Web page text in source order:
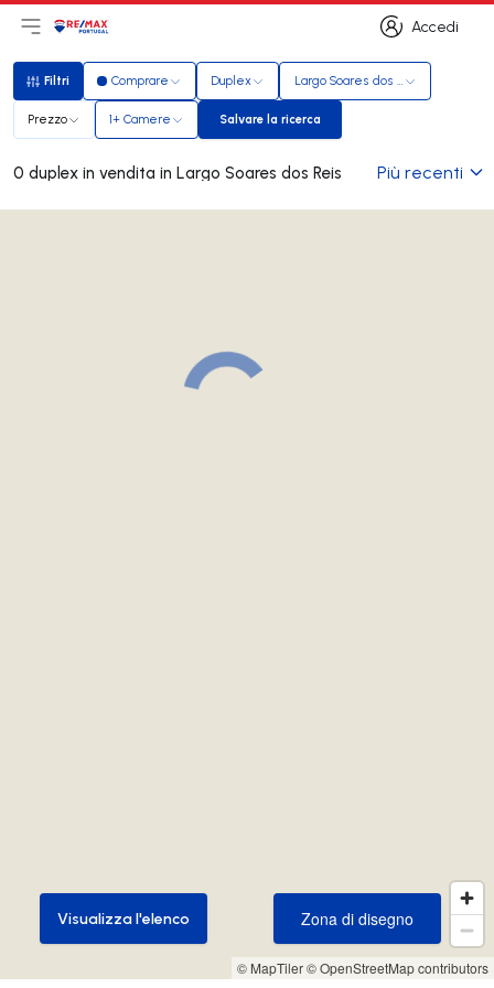
Accedi
Accedi
Apri il menu principale
LogoVai alla homepage
Filtri
Filtri Comprare Duplex Largo Soares dos Reis
Prezzo 1+ Camere Salvare la ricerca
Salvare la ricerca
0 duplex in vendita in Largo Soares dos Reis Più recenti
© MapTiler© OpenStreetMap contributors
Zona di disegno
Zona di disegno
Visualizza l'elenco
Visualizza l'elenco